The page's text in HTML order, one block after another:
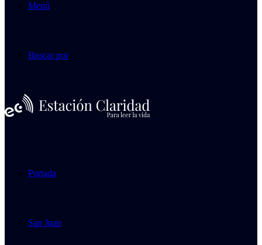
Menú
Buscar por
Portada
San Juan